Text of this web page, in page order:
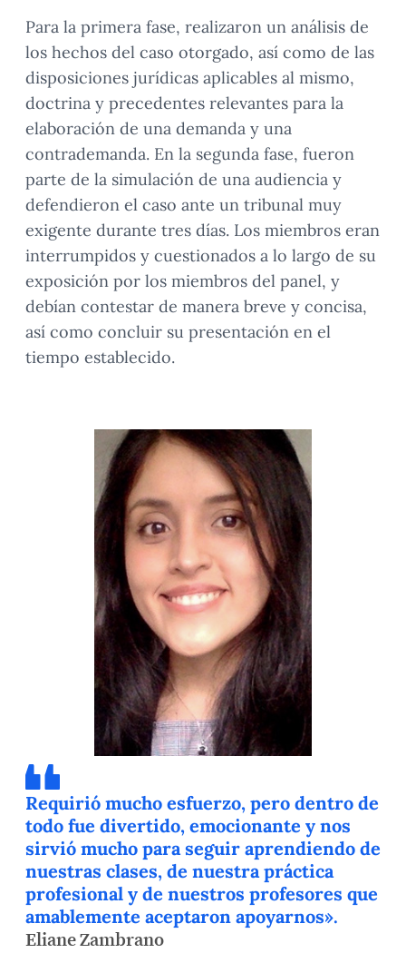
Para la primera fase, realizaron un análisis de
los hechos del caso otorgado, así como de las
disposiciones jurídicas aplicables al mismo,
doctrina y precedentes relevantes para la
elaboración de una demanda y una
contrademanda. En la segunda fase, fueron
parte de la simulación de una audiencia y
defendieron el caso ante un tribunal muy
exigente durante tres días. Los miembros eran
interrumpidos y cuestionados a lo largo de su
exposición por los miembros del panel, y
debían contestar de manera breve y concisa,
así como concluir su presentación en el
tiempo establecido.
Requirió mucho esfuerzo, pero dentro de
todo fue divertido, emocionante y nos
sirvió mucho para seguir aprendiendo de
nuestras clases, de nuestra práctica
profesional y de nuestros profesores que
amablemente aceptaron apoyarnos».
Eliane Zambrano